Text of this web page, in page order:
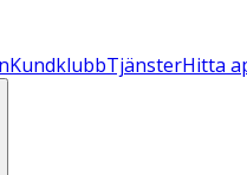
KundklubbTjänsterHitta